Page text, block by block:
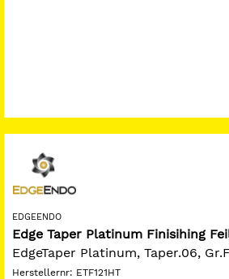
EDGEENDO
Edge Taper Platinum Finisihing
EdgeTaper Platinum, Taper.06,
Herstellernr: ETF121HT